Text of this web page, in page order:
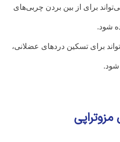
برای از بین بردن چربی‌های
برای تسکین دردهای عضلانی،